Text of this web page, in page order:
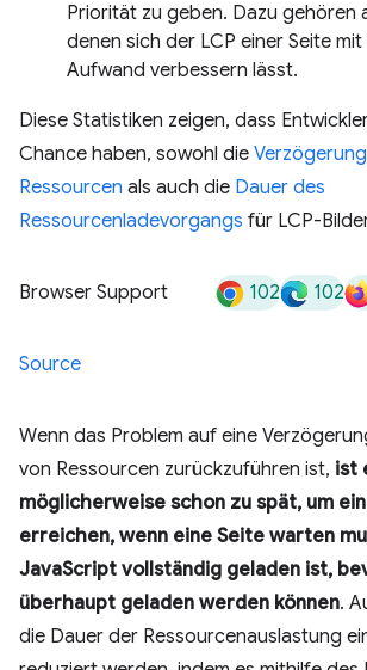
Priorität zu geben. Dazu gehören
denen sich der LCP einer Seite
Aufwand verbessern lässt.
Diese Statistiken zeigen, dass
Chance haben, sowohl die
Ressourcen als auch die Dauer des
Ressourcenladevorgangs für LCP-
Browser Support 102 102
Source
Wenn das Problem auf eine
von Ressourcen zurückzuführen ist, ist
möglicherweise schon zu spät, um
erreichen, wenn eine Seite warten
JavaScript vollständig geladen ist,
überhaupt geladen werden können.
die Dauer der Ressourcenauslastung